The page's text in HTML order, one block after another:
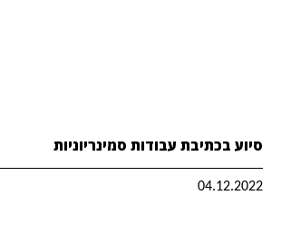
סיוע בכתיבת עבודות סמינריוניות
04.12.2022